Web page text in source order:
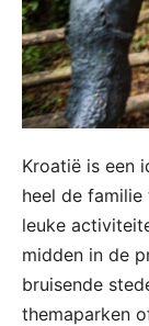
Kroatië is een
heel de
leuke
midden in de
bruisende
themaparken